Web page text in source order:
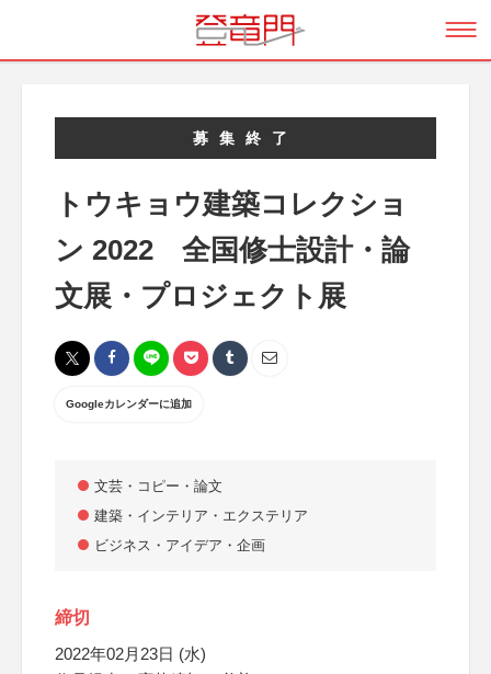
募集終了
トウキョウ建築コレクショ
ン 2022 全国修士設計・論
文展・プロジェクト展
Googleカレンダーに追加
文芸・コピー・論文
建築・インテリア・エクステリア
ビジネス・アイデア・企画
締切
2022年02月23日 (水)